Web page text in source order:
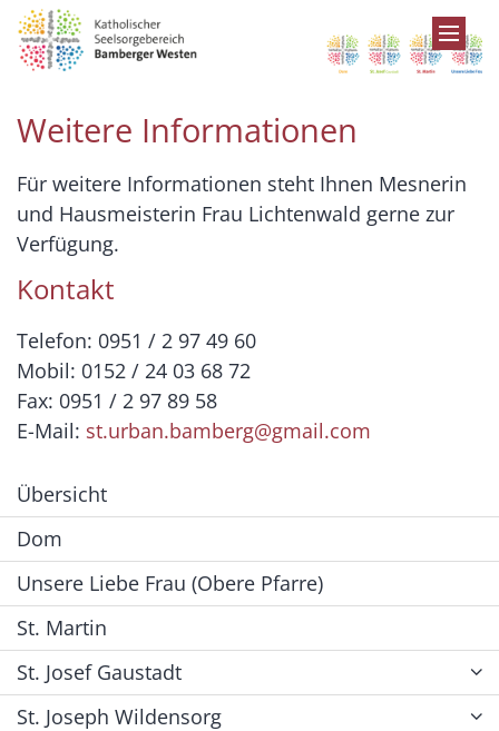
Zum Inhalt springen
Weitere Informationen
Für weitere Informationen steht Ihnen Mesnerin
und Hausmeisterin Frau Lichtenwald gerne zur
Verfügung.
Kontakt
Telefon: 0951 / 2 97 49 60
Mobil: 0152 / 24 03 68 72
Fax: 0951 / 2 97 89 58
E-Mail: st.urban.bamberg@gmail.com
Übersicht
Dom
Unsere Liebe Frau (Obere Pfarre)
St. Martin
St. Josef Gaustadt
St. Joseph Wildensorg